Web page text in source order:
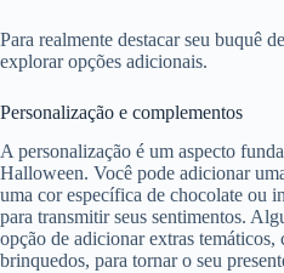
Para realmente destacar seu buquê
explorar opções adicionais.
Personalização e complementos
A personalização é um aspecto
Halloween. Você pode adicionar
uma cor específica de chocolate ou
para transmitir seus sentimentos.
opção de adicionar extras temáticos,
brinquedos, para tornar o seu